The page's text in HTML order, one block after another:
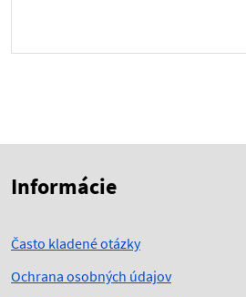
Informácie
Často kladené otázky
Ochrana osobných údajov